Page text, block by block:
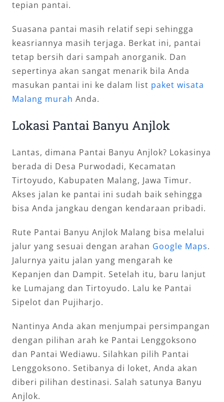
tepian pantai.
Suasana pantai masih relatif sepi sehingga
keasriannya masih terjaga. Berkat ini, pantai
tetap bersih dari sampah anorganik. Dan
sepertinya akan sangat menarik bila Anda
masukan pantai ini ke dalam list paket wisata
Malang murah Anda.
Lokasi Pantai Banyu Anjlok
Lantas, dimana Pantai Banyu Anjlok? Lokasinya
berada di Desa Purwodadi, Kecamatan
Tirtoyudo, Kabupaten Malang, Jawa Timur.
Akses jalan ke pantai ini sudah baik sehingga
bisa Anda jangkau dengan kendaraan pribadi.
Rute Pantai Banyu Anjlok Malang bisa melalui
jalur yang sesuai dengan arahan Google Maps.
Jalurnya yaitu jalan yang mengarah ke
Kepanjen dan Dampit. Setelah itu, baru lanjut
ke Lumajang dan Tirtoyudo. Lalu ke Pantai
Sipelot dan Pujiharjo.
Nantinya Anda akan menjumpai persimpangan
dengan pilihan arah ke Pantai Lenggoksono
dan Pantai Wediawu. Silahkan pilih Pantai
Lenggoksono. Setibanya di loket, Anda akan
diberi pilihan destinasi. Salah satunya Banyu
Anjlok.